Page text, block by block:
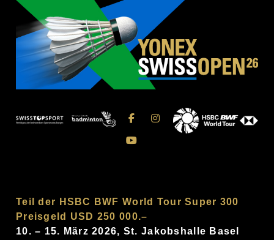
Teil der HSBC BWF World Tour Super 300
Preisgeld USD 250 000.–
10. – 15. März 2026, St. Jakobshalle Basel